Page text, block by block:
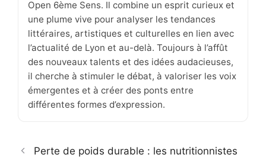
Open 6ème Sens. Il combine un esprit curieux et
une plume vive pour analyser les tendances
littéraires, artistiques et culturelles en lien avec
l’actualité de Lyon et au-delà. Toujours à l’affût
des nouveaux talents et des idées audacieuses,
il cherche à stimuler le débat, à valoriser les voix
émergentes et à créer des ponts entre
différentes formes d’expression.
Perte de poids durable : les nutritionnistes